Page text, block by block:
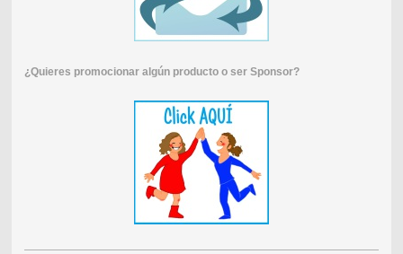
¿Quieres promocionar algún producto o ser Sponsor?